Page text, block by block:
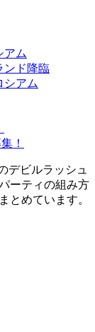
アム
ンド降臨
シアム
！
デビルラッシュ
ーティの組み方
とめています。